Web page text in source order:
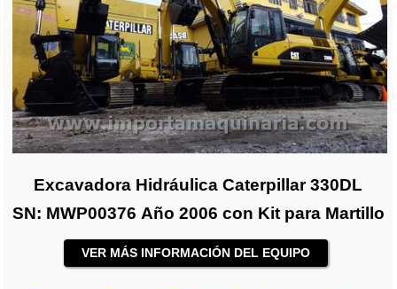
Excavadora Hidráulica Caterpillar 330DL
SN: MWP00376 Año 2006 con Kit para Martillo
VER MÁS INFORMACIÓN DEL EQUIPO